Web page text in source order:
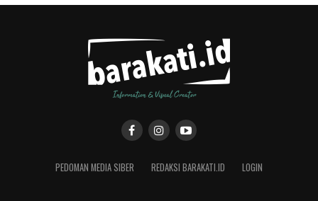
PEDOMAN MEDIA SIBER REDAKSI BARAKATI.ID LOGIN